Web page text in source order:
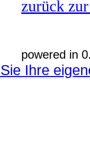
zurück
powered in
Ihre